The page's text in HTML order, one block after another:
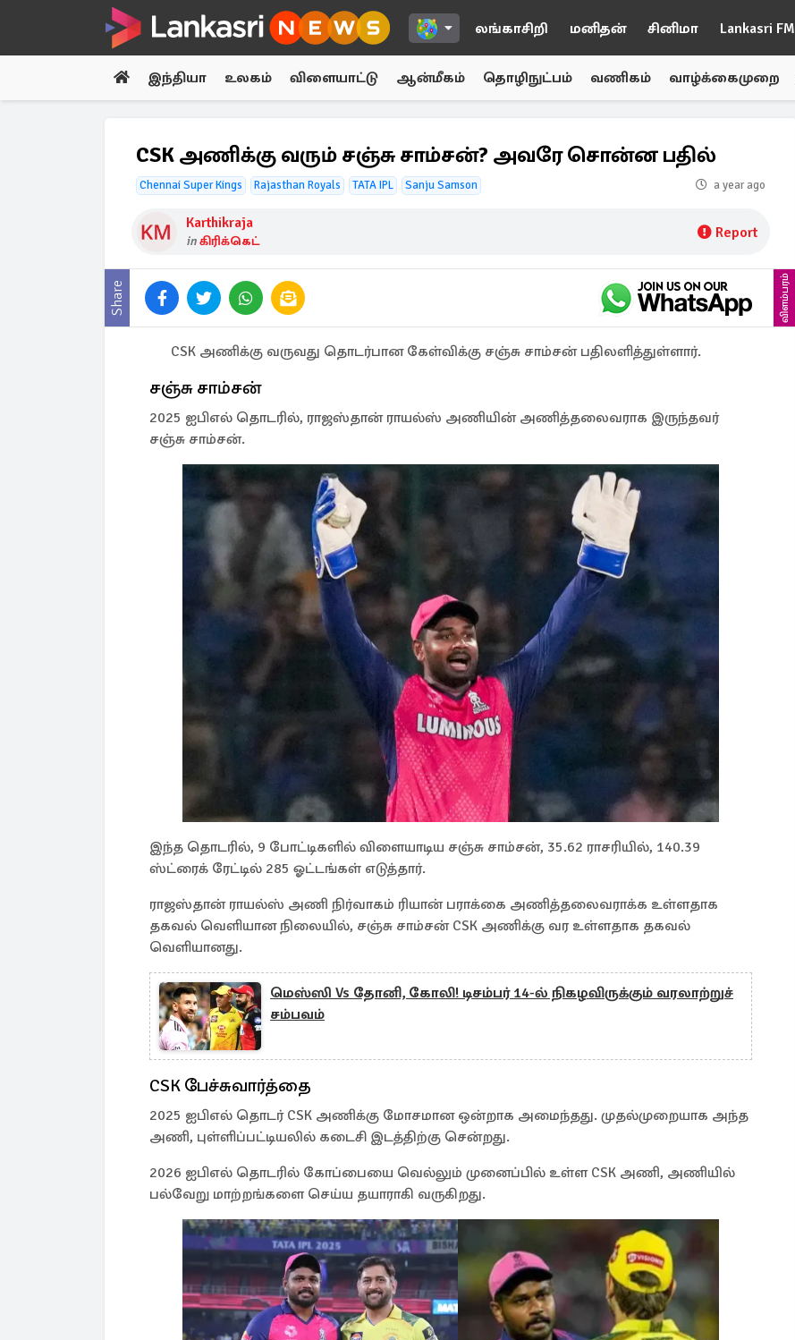
லங்காசிறி மனிதன் சினிமா Lankasri FM
இந்தியா உலகம் விளையாட்டு ஆன்மீகம் தொழிநுட்பம் வணிகம் வாழ்க்கைமுறை
CSK அணிக்கு வரும் சஞ்சு சாம்சன்? அவரே சொன்ன பதில்
Chennai Super Kings Rajasthan Royals TATA IPL Sanju Samson a year ago
Karthikraja
inகிரிக்கெட் Report
Share விளம்பரம்
CSK அணிக்கு வருவது தொடர்பான கேள்விக்கு சஞ்சு சாம்சன் பதிலளித்துள்ளார்.
சஞ்சு சாம்சன்
2025 ஐபிஎல் தொடரில், ராஜஸ்தான் ராயல்ஸ் அணியின் அணித்தலைவராக இருந்தவர்
சஞ்சு சாம்சன்.
இந்த தொடரில், 9 போட்டிகளில் விளையாடிய சஞ்சு சாம்சன், 35.62 ராசரியில், 140.39
ஸ்ட்ரைக் ரேட்டில் 285 ஓட்டங்கள் எடுத்தார்.
ராஜஸ்தான் ராயல்ஸ் அணி நிர்வாகம் ரியான் பராக்கை அணித்தலைவராக்க உள்ளதாக
தகவல் வெளியான நிலையில், சஞ்சு சாம்சன் CSK அணிக்கு வர உள்ளதாக தகவல்
வெளியானது.
மெஸ்ஸி Vs தோனி, கோலி! டிசம்பர் 14-ல் நிகழவிருக்கும் வரலாற்றுச்
சம்பவம்
CSK பேச்சுவார்த்தை
2025 ஐபிஎல் தொடர் CSK அணிக்கு மோசமான ஒன்றாக அமைந்தது. முதல்முறையாக அந்த
அணி, புள்ளிப்பட்டியலில் கடைசி இடத்திற்கு சென்றது.
2026 ஐபிஎல் தொடரில் கோப்பையை வெல்லும் முனைப்பில் உள்ள CSK அணி, அணியில்
பல்வேறு மாற்றங்களை செய்ய தயாராகி வருகிறது.